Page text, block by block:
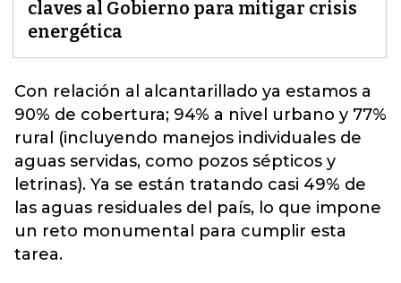
claves al Gobierno para mitigar crisis
energética
Con relación al alcantarillado ya estamos a
90% de cobertura; 94% a nivel urbano y 77%
rural (incluyendo manejos individuales de
aguas servidas, como pozos sépticos y
letrinas). Ya se están tratando casi 49% de
las aguas residuales del país, lo que impone
un reto monumental para cumplir esta
tarea.